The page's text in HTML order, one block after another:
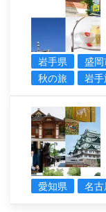
岩手県 盛岡
秋の旅
岩手
愛知県 名